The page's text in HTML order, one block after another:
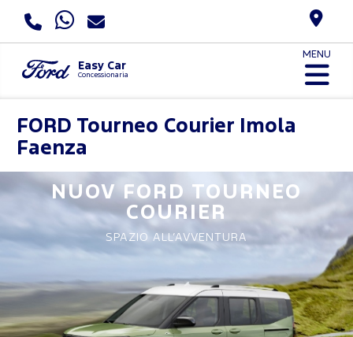
Easy Car
Concessionaria
MENU
FORD Tourneo Courier Imola
Faenza
NUOV FORD TOURNEO
COURIER
SPAZIO ALL’AVVENTURA